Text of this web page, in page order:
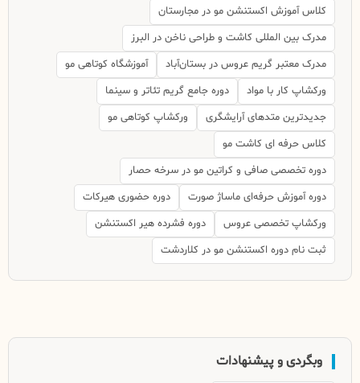
کلاس آموزش اکستنشن مو در مجارستان
مدرک بین المللی کاشت و طراحی ناخن در البرز
مدرک معتبر گریم عروس در بستان‌آباد
آموزشگاه کوتاهی مو
ورکشاپ کار با مواد
دوره جامع گریم تئاتر و سینما
جدیدترین متدهای آرایشگری
ورکشاپ کوتاهی مو
کلاس حرفه ای کاشت مو
دوره تخصصی صافی و کراتین مو در سرخه حصار
دوره آموزش حرفه‌ای ماساژ صورت
دوره حضوری هیرکات
ورکشاپ تخصصی عروس
دوره فشرده هیر اکستنشن
ثبت نام دوره اکستنشن مو در کلاردشت
وبگردی و پیشنهادات